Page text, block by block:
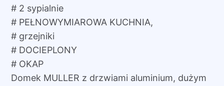
# 2 sypialnie
# PEŁNOWYMIAROWA KUCHNIA,
# grzejniki
# DOCIEPLONY
# OKAP
Domek MULLER z drzwiami aluminium, dużym